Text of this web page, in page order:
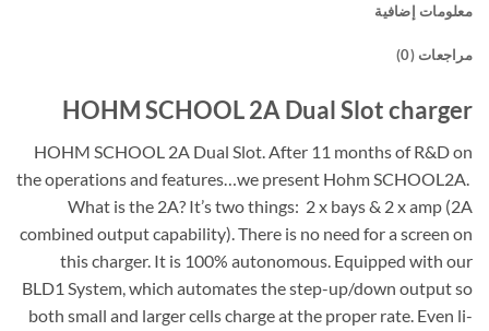
معلومات إضافية
مراجعات (0)
HOHM SCHOOL 2A Dual Slot charger
HOHM SCHOOL 2A Dual Slot. After 11 months of R&D on
the operations and features…we present Hohm SCHOOL2A.
What is the 2A? It’s two things: 2 x bays & 2 x amp (2A
combined output capability). There is no need for a screen on
this charger. It is 100% autonomous. Equipped with our
BLD1 System, which automates the step-up/down output so
both small and larger cells charge at the proper rate. Even li-